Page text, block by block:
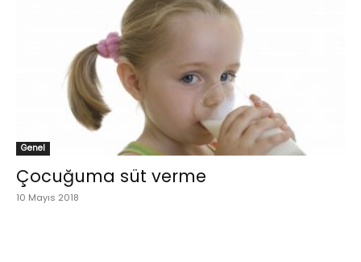
Genel
Çocuğuma süt verme
10 Mayıs 2018